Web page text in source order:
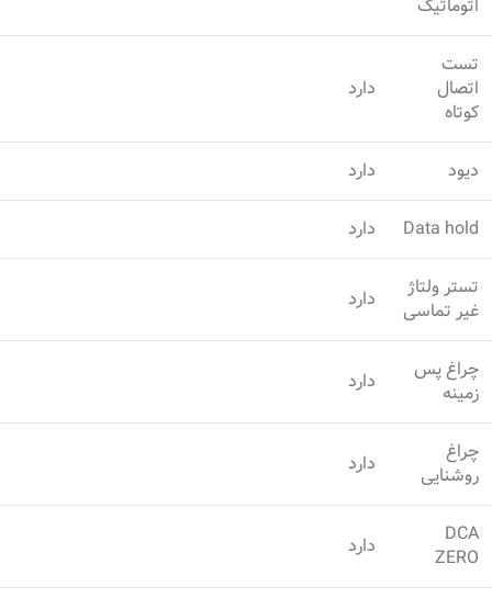
اتوماتیک
تست
اتصال
کوتاه
دارد
دیود دارد
Data hold دارد
تستر ولتاژ
غیر تماسی
دارد
چراغ پس
زمینه
دارد
چراغ
روشنایی
دارد
DCA
ZERO
دارد